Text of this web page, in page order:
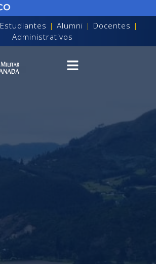
Estudiantes | Alumni | Docentes |
Administrativos